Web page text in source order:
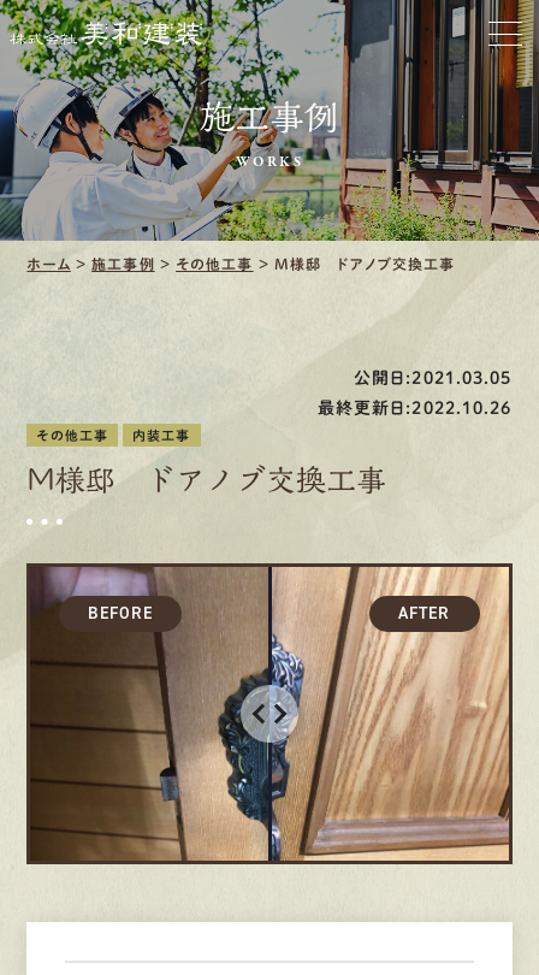
ホーム
お家をきれいに
会社をきれいに
クリーニング
施工事例
募集要項
先輩インタビュー
資格 者 が、無 料 建 物 診断いたします!!
0120-44-2605
営業時間 8:00−18:00 ｜
施工事例
WORKS
ホーム >施工事例 > その他工事 > M様邸 ドアノブ交換工事
公開日:2021.03.05
最終更新日:2022.10.26
その他工事 内装工事
M様邸 ドアノブ交換工事